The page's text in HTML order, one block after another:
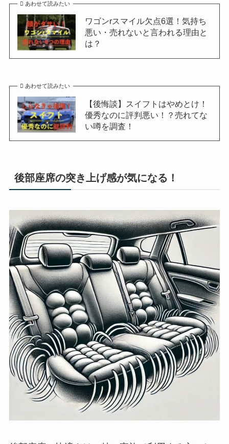
あわせて読みたい
ワゴンrスマイル欠点6選！気持ち
悪い・売れないと言われる理由と
は？
あわせて読みたい
【後悔談】スイフトはやめとけ！
優秀なのに評判悪い！？売れてな
い噂を調査！
後部座席の突き上げ感が気になる！